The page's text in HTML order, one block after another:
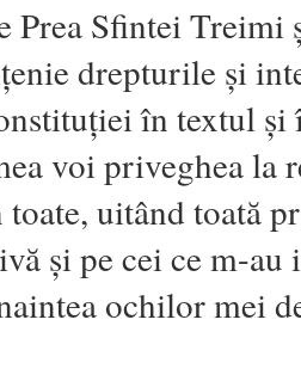
Prea Sfintei Treimi
drepturile și
în textul
voi priveghea la
uitând toată
și pe cei ce m-au
ochilor mei